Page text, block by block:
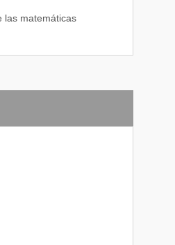
las matemáticas